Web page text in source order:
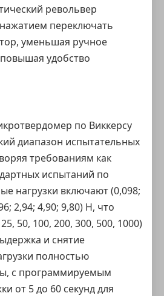
револьвер
переключать
уменьшая ручное
удобство
по Виккерсу
диапазон испытательных
требованиям как
испытаний по
нагрузки включают (0,098;
2,94; 4,90; 9,80) Н, что
50, 100, 200, 300, 500, 1000)
и снятие
полностью
с программируемым
от 5 до 60 секунд для